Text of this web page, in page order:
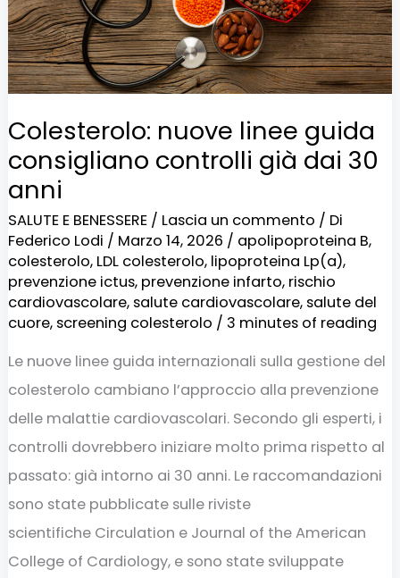
Colesterolo: nuove linee guida
consigliano controlli già dai 30
anni
SALUTE E BENESSERE/ Lascia un commento / Di
Federico Lodi / Marzo 14, 2026 / apolipoproteina B,
colesterolo, LDL colesterolo, lipoproteina Lp(a),
prevenzione ictus, prevenzione infarto, rischio
cardiovascolare, salute cardiovascolare, salute del
cuore, screening colesterolo / 3 minutes of reading
Le nuove linee guida internazionali sulla gestione del
colesterolo cambiano l’approccio alla prevenzione
delle malattie cardiovascolari. Secondo gli esperti, i
controlli dovrebbero iniziare molto prima rispetto al
passato: già intorno ai 30 anni. Le raccomandazioni
sono state pubblicate sulle riviste
scientifiche Circulation e Journal of the American
College of Cardiology, e sono state sviluppate
già
dai
30